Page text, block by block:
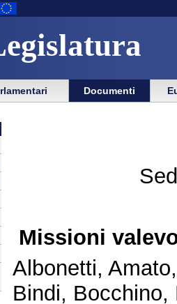
Documenti
Missioni
Albonetti,
Bindi,